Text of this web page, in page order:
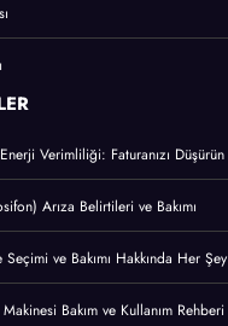
Verimliliği: Faturanızı Düşürün
Arıza Belirtileri ve Bakımı
ve Bakımı Hakkında Her Şey
Bakım ve Kullanım Rehberi